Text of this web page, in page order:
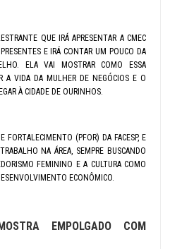
QUE IRÁ APRESENTAR A CMEC
E IRÁ CONTAR UM POUCO DA
ELA VAI MOSTRAR COMO ESSA
A VIDA DA MULHER DE NEGÓCIOS E O
À CIDADE DE OURINHOS.
FORTALECIMENTO (PFOR) DA FACESP, E
NA ÁREA, SEMPRE BUSCANDO
FEMININO E A CULTURA COMO
ECONÔMICO.
EMPOLGADO COM